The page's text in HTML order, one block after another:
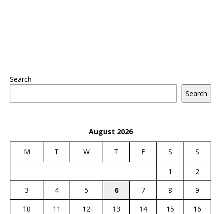
Search
Search
August 2026
M T W T F S S
1
2
3
4 5 6 7 8
9
10
11 12 13 14 15
16